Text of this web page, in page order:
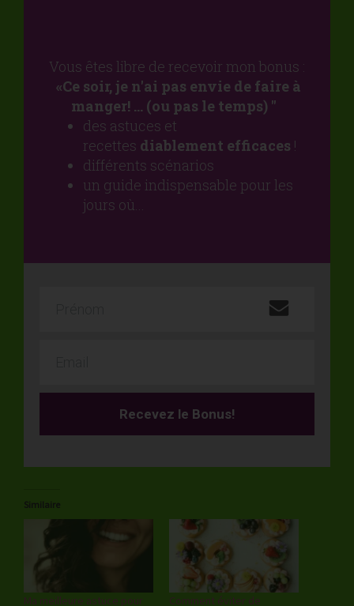
Vous êtes libre de recevoir mon bonus :
«Ce soir, je n'ai pas envie de faire à
manger! ... (ou pas le temps) ''
des astuces et
recettes diablement efficaces !
différents scénarios
un guide indispensable pour les
jours où...
Recevez le Bonus!
Similaire